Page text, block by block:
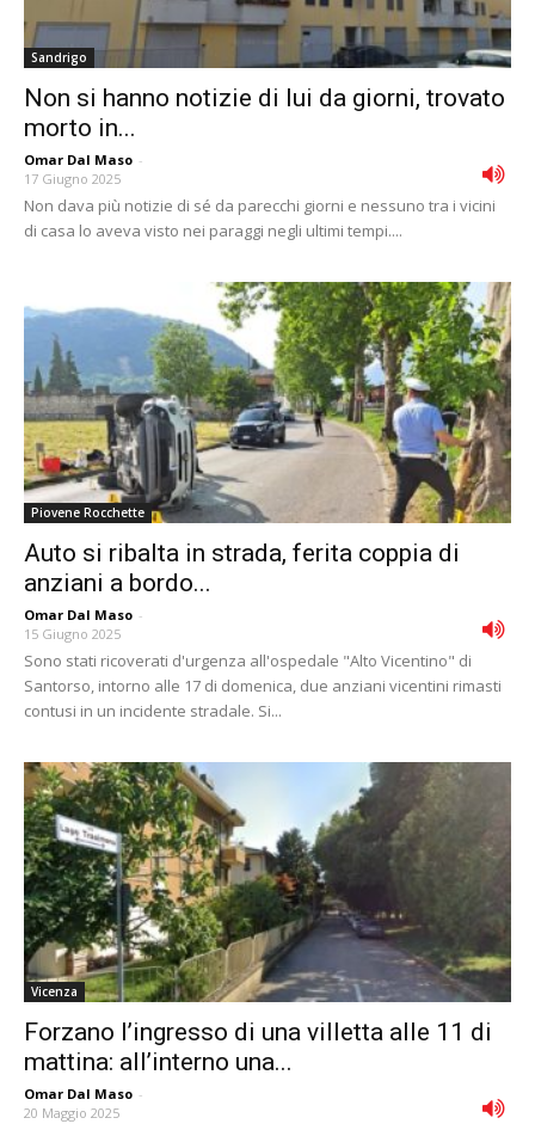
Sandrigo
Non si hanno notizie di lui da giorni, trovato
morto in...
Omar Dal Maso -
17 Giugno 2025
Non dava più notizie di sé da parecchi giorni e nessuno tra i vicini
di casa lo aveva visto nei paraggi negli ultimi tempi....
Piovene Rocchette
Auto si ribalta in strada, ferita coppia di
anziani a bordo...
Omar Dal Maso -
15 Giugno 2025
Sono stati ricoverati d'urgenza all'ospedale "Alto Vicentino" di
Santorso, intorno alle 17 di domenica, due anziani vicentini rimasti
contusi in un incidente stradale. Si...
Vicenza
Forzano l’ingresso di una villetta alle 11 di
mattina: all’interno una...
Omar Dal Maso -
20 Maggio 2025